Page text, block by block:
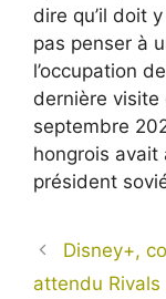
dire qu’il doit
pas penser à
l’occupation
dernière visite
septembre
hongrois avait
président
Disney+,
attendu